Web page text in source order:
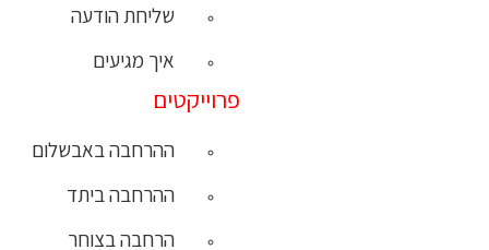
שליחת הודעה
איך מגיעים
פרוייקטים
ההרחבה באבשלום
ההרחבה ביתד
הרחבה בצוחר